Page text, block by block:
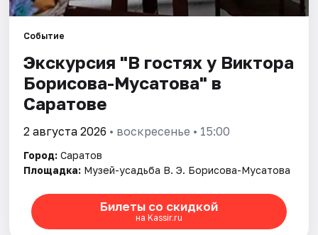
Событие
Экскурсия "В гостях у Виктора
Борисова-Мусатова" в
Саратове
2 августа 2026 • воскресенье • 15:00
Город: Саратов
Площадка: Музей-усадьба В. Э. Борисова-Мусатова
Билеты со скидкой
на Kassir.ru